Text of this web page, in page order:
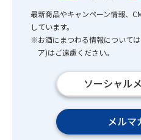
最新商品やキャンペーン情報、
しています。
※お酒にまつわる情報について
ア)はご遠慮ください。
ソーシャル
メルマ